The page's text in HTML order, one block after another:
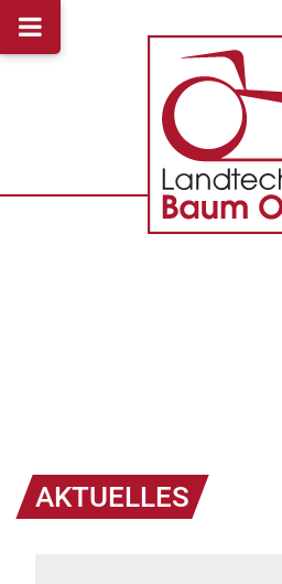
AKTUELLES